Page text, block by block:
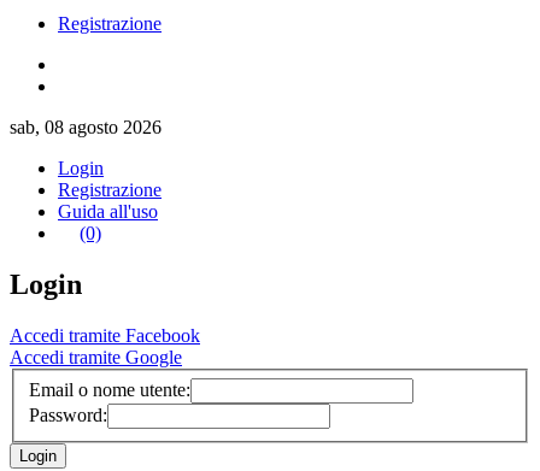
Registrazione
sab, 08 agosto 2026
Login
Registrazione
Guida all'uso
(0)
Login
Accedi tramite Facebook
Accedi tramite Google
Email o nome utente:
Password: